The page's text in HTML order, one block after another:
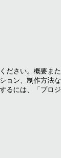
ださい。概要ま
ョン、制作方法
るには、「プロ